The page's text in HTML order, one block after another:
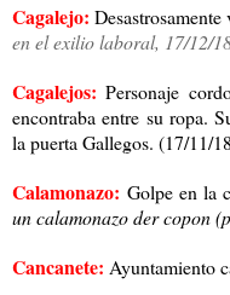
Cagalejo: Desastrosamente
en el exilio laboral, 17/12/
Cagalejos: Personaje
encontraba entre su ropa.
la puerta Gallegos. (17/11/
Calamonazo: Golpe en la
un calamonazo der copon
Cancanete: Ayuntamiento